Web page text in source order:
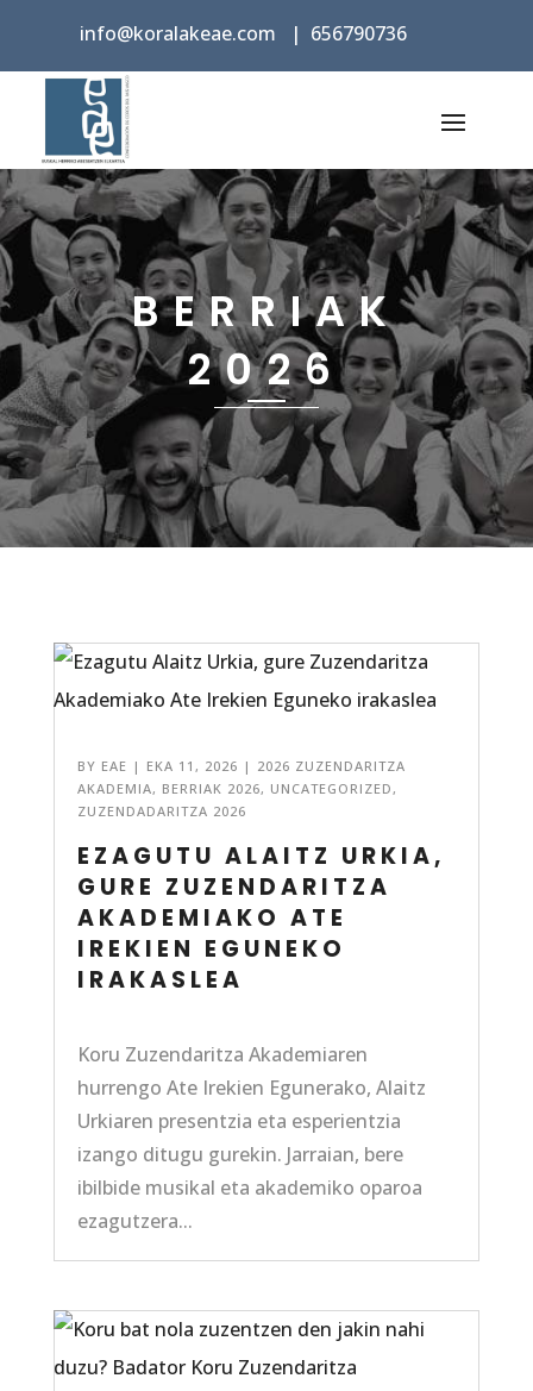
info@koralakeae.com | 656790736
BERRIAK
2026
EZAGUTU ALAITZ URKIA,
GURE ZUZENDARITZA
AKADEMIAKO ATE
IREKIEN EGUNEKO
IRAKASLEA
BY EAE | EKA 11, 2026 | 2026 ZUZENDARITZA
AKADEMIA, BERRIAK 2026, UNCATEGORIZED ,
ZUZENDADARITZA 2026
Koru Zuzendaritza Akademiaren
hurrengo Ate Irekien Egunerako, Alaitz
Urkiaren presentzia eta esperientzia
izango ditugu gurekin. Jarraian, bere
ibilbide musikal eta akademiko oparoa
ezagutzera...